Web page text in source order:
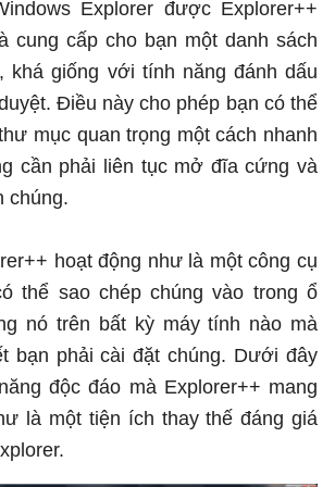
Explorer được Explorer++
cung cấp cho bạn một danh sách
khá giống với tính năng đánh dấu
Điều này cho phép bạn có thể
mục quan trọng một cách nhanh
cần phải liên tục mở đĩa cứng và
chúng.
hoạt động như là một công cụ
thể sao chép chúng vào trong ổ
nó trên bất kỳ máy tính nào mà
bạn phải cài đặt chúng. Dưới đây
độc đáo mà Explorer++ mang
là một tiện ích thay thế đáng giá